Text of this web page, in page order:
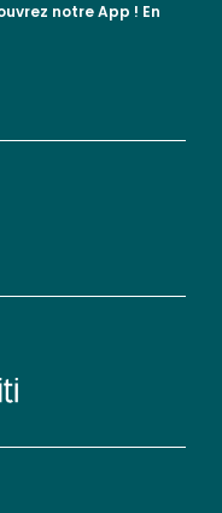
notre App ! En